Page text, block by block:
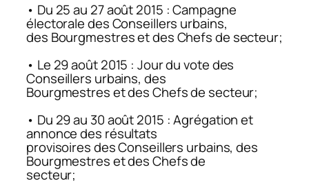
• Du 25 au 27 août 2015 : Campagne
électorale des Conseillers urbains,
des Bourgmestres et des Chefs de secteur;
• Le 29 août 2015 : Jour du vote des
Conseillers urbains, des
Bourgmestres et des Chefs de secteur;
• Du 29 au 30 août 2015 : Agrégation et
annonce des résultats
provisoires des Conseillers urbains, des
Bourgmestres et des Chefs de
secteur;